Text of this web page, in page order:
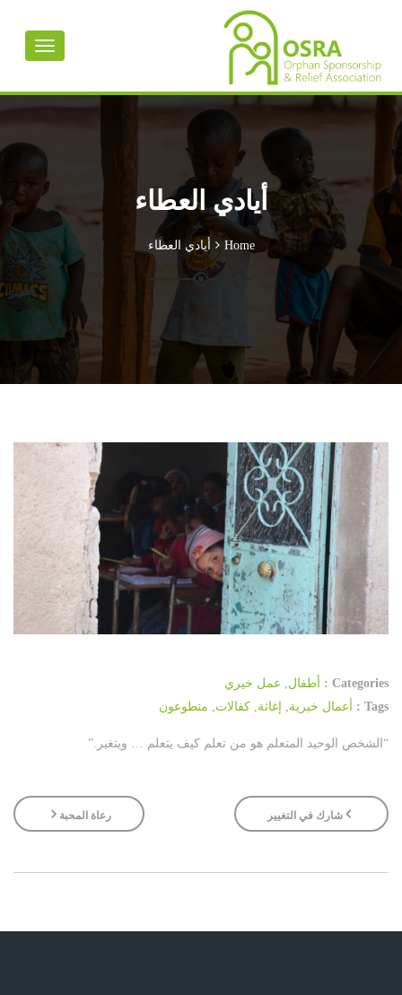
Toggle
أيادي العطاء
Home أيادي العطاء
Categories : أطفال, عمل خيري
Tags :
أعمال خيرية, إغاثة, كفالات, متطوعون
“الشخص الوحيد المتعلم هو من تعلم كيف يتعلم … ويتغير.”
شارك في التغيير رعاة المحبة